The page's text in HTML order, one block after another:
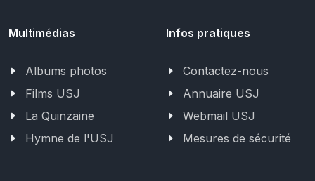
Multimédias
Albums photos
Films USJ
La Quinzaine
Hymne de l'USJ
Infos pratiques
Contactez-nous
Annuaire USJ
Webmail USJ
Mesures de sécurité